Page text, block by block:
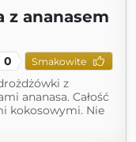
z ananasem
0 Smakowite
z
ananasa. Całość
kokosowymi. Nie